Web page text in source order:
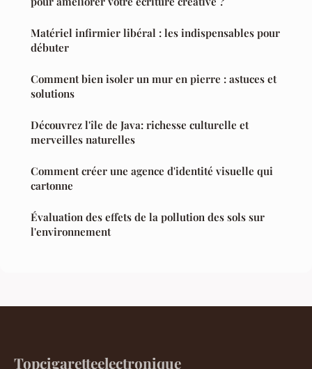
Matériel infirmier libéral : les indispensables pour
débuter
Comment bien isoler un mur en pierre : astuces et
solutions
Découvrez l'île de Java: richesse culturelle et
merveilles naturelles
Comment créer une agence d'identité visuelle qui
cartonne
Évaluation des effets de la pollution des sols sur
l'environnement
Topcigaretteelectronique